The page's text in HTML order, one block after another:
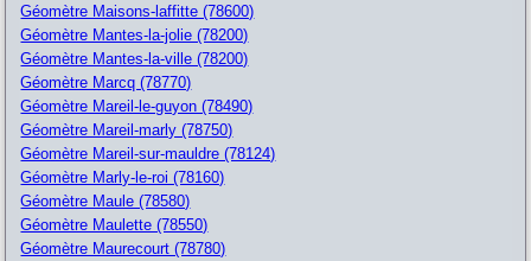
Géomètre Maisons-laffitte (78600)
Géomètre Mantes-la-jolie (78200)
Géomètre Mantes-la-ville (78200)
Géomètre Marcq (78770)
Géomètre Mareil-le-guyon (78490)
Géomètre Mareil-marly (78750)
Géomètre Mareil-sur-mauldre (78124)
Géomètre Marly-le-roi (78160)
Géomètre Maule (78580)
Géomètre Maulette (78550)
Géomètre Maurecourt (78780)